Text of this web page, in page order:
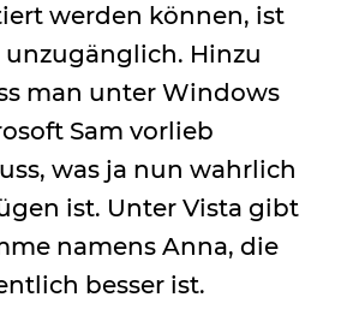
werden können, ist
Hinzu
man unter Windows
Sam vorlieb
was ja nun wahrlich
ist. Unter Vista gibt
namens Anna, die
besser ist.